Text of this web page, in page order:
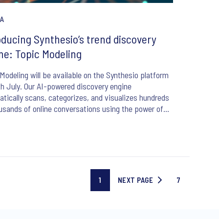
Synthesio’s trend discovery
Topic Modeling
will be available on the Synthesio platform
July. Our AI-powered discovery engine
scans, categorizes, and visualizes hundreds
of online conversations using the power of
and make trend analysis much easier!
Current
page
1
NEXT
NEXT PAGE
Last
7